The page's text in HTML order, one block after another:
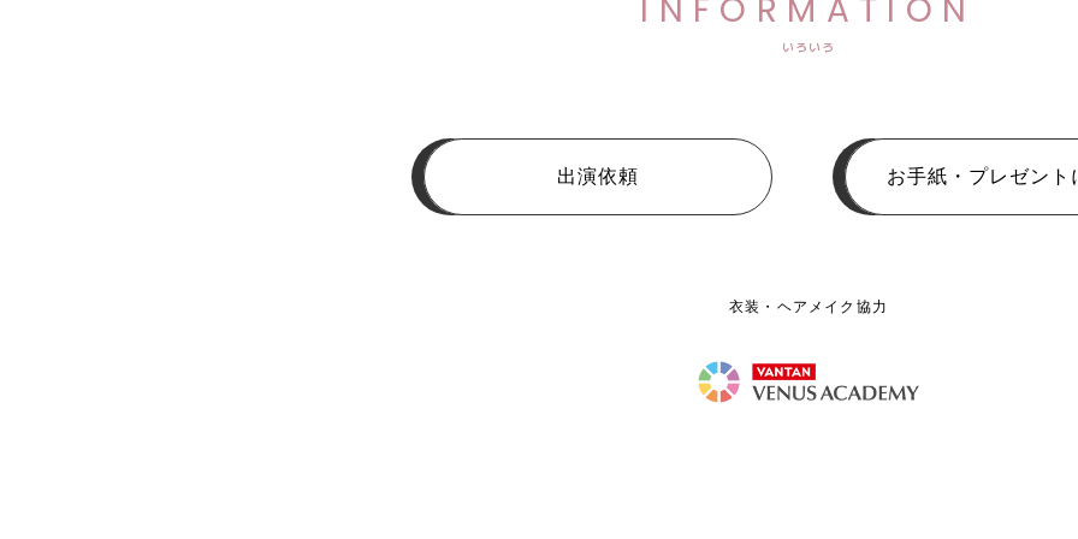
INFORMATION
いろいろ
出演依頼 お手紙・プレゼント
衣装・ヘアメイク協力